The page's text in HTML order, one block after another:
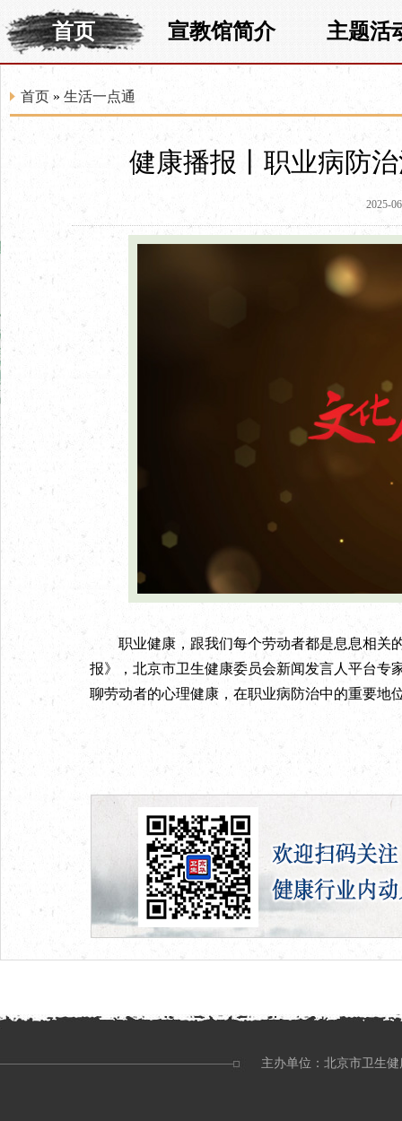
首页 宣教馆简介 主题活
首页 » 生活一点通
健康播报丨职业病防
2025-
职业健康，跟我们每个劳动者都是息息相关
报》，北京市卫生健康委员会新闻发言人平台专
聊劳动者的心理健康，在职业病防治中的重要地
主办单位：北京市卫生